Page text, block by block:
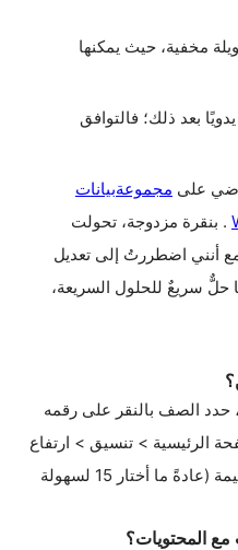
مخفية، حيث يمكنها
بعد ذلك؛ فالتوافق
على مجموعةبيانات
. بنقرة مزدوجة، تحولت
أنني اضطررتُ إلى تعديل
حلٌّ سريعٌ للحلول السريعة،
؟
الصف بالنقر على رقمه
الصفحة الرئيسية > تنسيق > ارتفاع
الصف. سيظهر مربع حوار - اكتب قيمة (عادةً ما أختار 15 لسهولة
مع المحتويات؟